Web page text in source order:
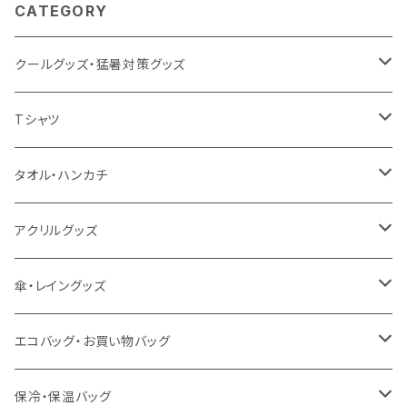
CATEGORY
クールグッズ・猛暑対策グッズ
扇風機
うちわ
猛暑グッズ
冷感グッズ
Tシャツ
カスタムプリントTシャツ（国内プリント）
イージーオーダーTシャツ（海外生産）
タオル・ハンカチ
名入れタオル
今治タオル
泉州おくばりタオル
冷感タオル
アクリルグッズ
キーホルダー
スタンド
バッジ
傘・レイングッズ
傘
ポンチョ
エコバッグ・お買い物バッグ
ポリエステル
保冷・保温バッグ